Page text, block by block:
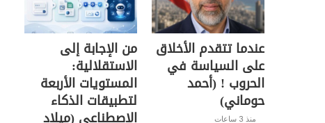
عندما تتقدم الأخلاق
على السياسة في
الحروب ! (أحمد
حوماني)
منذ 3 ساعات
من الإجابة إلى
الاستقلالية:
المستويات الأربعة
لتطبيقات الذكاء